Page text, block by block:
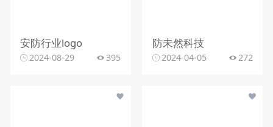
安防行业logo
2024-08-29 395
防未然科技
2024-04-05 272